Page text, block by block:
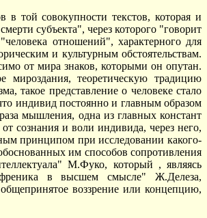
в той совокупности текстов, которая и
субъекта", через которого "говорит
отношений", характерного для
и культурным обстоятельствам.
от мира знаков, которыми он опутан.
мироздания, теоретическую традицию
такое представление о человеке стало
индивид постоянно и главным образом
мышления, одна из главных констант
сознания и воли индивида, через него,
принципом при исследовании какого-
им способов сопротивления
М.Фуко, который , являясь
в высшем смысле" Ж.Делеза,
воззрение или концепцию,